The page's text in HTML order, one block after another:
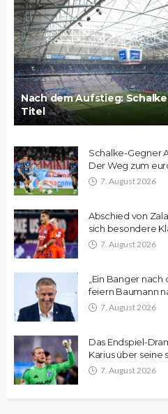
Nach dem Aufstieg:
Titel
Schalke-Gegner
Der Weg zum
7. August 2026
Abschied von
sich besondere
7. August 2026
„Ein Banger
feiern Baumann
7. August 2026
Das Endspiel-
Karius über seine
7. August 2026